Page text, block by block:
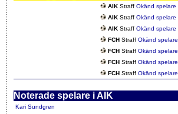
AIK Straff Okänd spelare
AIK Straff Okänd spelare
AIK Straff Okänd spelare
FCH Straff Okänd spelare
FCH Straff Okänd spelare
FCH Straff Okänd spelare
FCH Straff Okänd spelare
Noterade spelare i AIK
Kari Sundgren